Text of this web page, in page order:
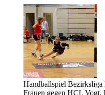
Handballspiel
Frauen gegen HCL Vogt.